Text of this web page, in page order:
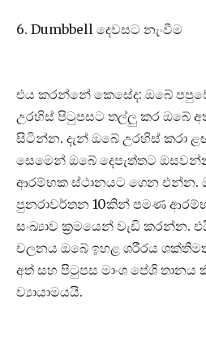
6. Dumbbell දෙවසට නැංවීම
එය කරන්නේ කෙසේද: ඔබේ
උරහිස් පිටුපසට තල්ලු කර ඔබේ
සිටින්න. දැන් ඔබේ උරහිස් කරා
සෙමෙන් ඔබේ දෙපැත්තට
ආරම්භක ස්ථානයට ගෙන එන්න.
පුනරාවර්තන 10කින් පමණ
සංඛ්‍යාව ක්‍රමයෙන් වැඩි කරන්න.
චලනය ඔබේ ඉහළ ශරීරය
අත් සහ පිටුපස මාංශ පේශි තානය
ව්‍යායාමයයි.